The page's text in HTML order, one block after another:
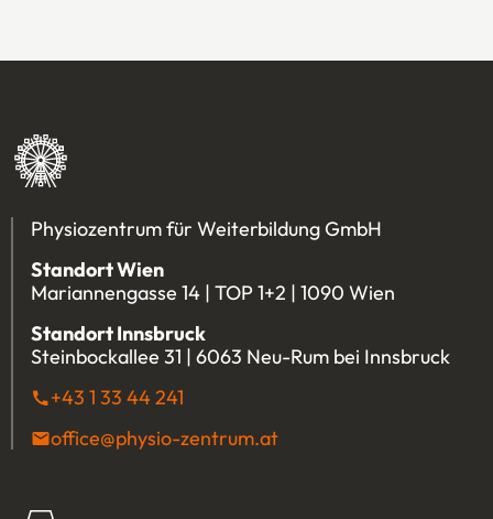
Physiozentrum für Weiterbildung GmbH
Standort Wien
Mariannengasse 14 | TOP 1+2 | 1090 Wien
Standort Innsbruck
Steinbockallee 31 | 6063 Neu-Rum bei Innsbruck
+43 1 33 44 241
office@physio-zentrum.at